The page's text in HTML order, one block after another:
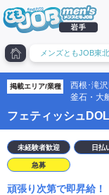
メンズともJOB東北
掲載エリア/業種
西根･滝
釜石・大
フェティッシュ
未経験者歓迎 日払
急募
頑張り次第で即昇給！